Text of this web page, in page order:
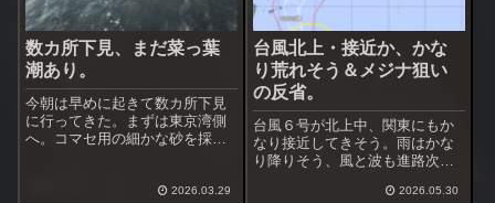
数カ所下見、まだ菜っ葉
潮あり。
今朝は早めに起きて数カ所下見
に行ってきた。まずは東京湾側
へ。コマセ用の細かな砂を採
けれど、やはり菜っ葉潮は継
2026.03.29
台風北上・接近か、かな
り荒れそう＆メジナ狙い
の反省。
台風６号が北上中、関東にもか
なり接近してきそう。雨はかな
り降りそう、風と波も進路次第
梅雨入りするのか？、被害が出
2026.05.30